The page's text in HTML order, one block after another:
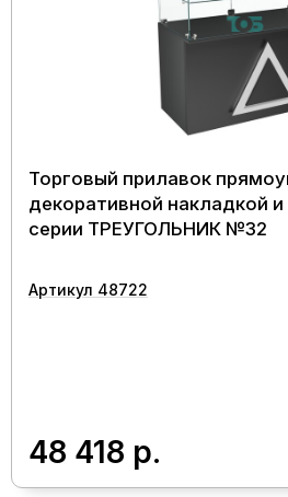
Торговый прилавок
декоративной накладкой
серии ТРЕУГОЛЬНИК №32
Артикул 48722
48 418 р.